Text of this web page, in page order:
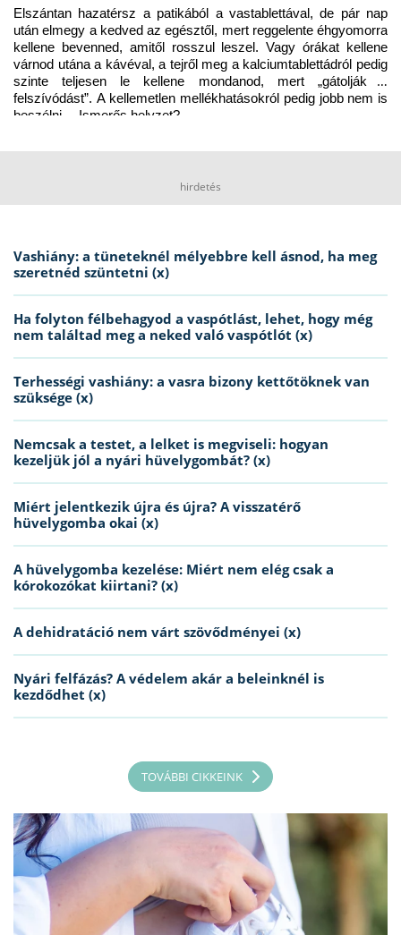
Elszántan hazatérsz a patikából a vastablettával, de pár nap
után elmegy a kedved az egésztől, mert reggelente éhgyomorra
kellene bevenned, amitől rosszul leszel. Vagy órákat kellene
várnod utána a kávéval, a tejről meg a kalciumtablettádról pedig
szinte teljesen le kellene mondanod, mert „gátolják a
felszívódást”. A kellemetlen mellékhatásokról pedig jobb nem is
beszélni… Ismerős helyzet?
hirdetés
Vashiány: a tüneteknél mélyebbre kell ásnod, ha meg
szeretnéd szüntetni (x)
Ha folyton félbehagyod a vaspótlást, lehet, hogy még
nem találtad meg a neked való vaspótlót (x)
Terhességi vashiány: a vasra bizony kettőtöknek van
szüksége (x)
Nemcsak a testet, a lelket is megviseli: hogyan
kezeljük jól a nyári hüvelygombát? (x)
Miért jelentkezik újra és újra? A visszatérő
hüvelygomba okai (x)
A hüvelygomba kezelése: Miért nem elég csak a
kórokozókat kiirtani? (x)
A dehidratáció nem várt szövődményei (x)
Nyári felfázás? A védelem akár a beleinknél is
kezdődhet (x)
TOVÁBBI CIKKEINK